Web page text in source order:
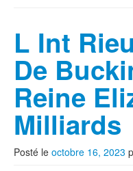
L Int
De
Reine
Milliards
Posté le octobre 16, 2023